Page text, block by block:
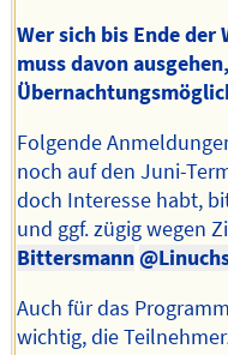
Wer sich bis Ende
muss davon
Folgende
noch auf den Juni-
doch Interesse habt,
und ggf. zügig wegen
Bittersmann
Auch für das
wichtig, die